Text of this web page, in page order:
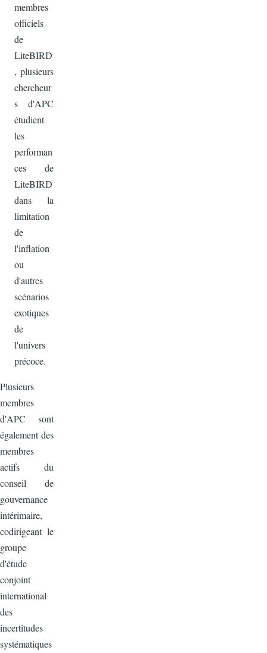
membres
officiels
de
LiteBIRD
, plusieurs
chercheur
s d'APC
étudient
les
performan
ces de
LiteBIRD
dans la
limitation
de
l'inflation
ou
d'autres
scénarios
exotiques
de
l'univers
précoce.
Plusieurs
membres
d'APC sont
également des
membres
actifs du
conseil de
gouvernance
intérimaire,
codirigeant le
groupe
d'étude
conjoint
international
des
incertitudes
systématiques